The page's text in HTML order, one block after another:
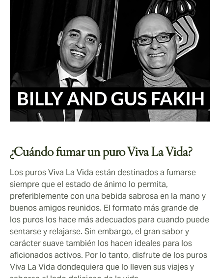
¿Cuándo fumar un puro Viva La Vida?
Los puros Viva La Vida están destinados a fumarse
siempre que el estado de ánimo lo permita,
preferiblemente con una bebida sabrosa en la mano y
buenos amigos reunidos. El formato más grande de
los puros los hace más adecuados para cuando puede
sentarse y relajarse. Sin embargo, el gran sabor y
carácter suave también los hacen ideales para los
aficionados activos. Por lo tanto, disfrute de los puros
Viva La Vida dondequiera que lo lleven sus viajes y